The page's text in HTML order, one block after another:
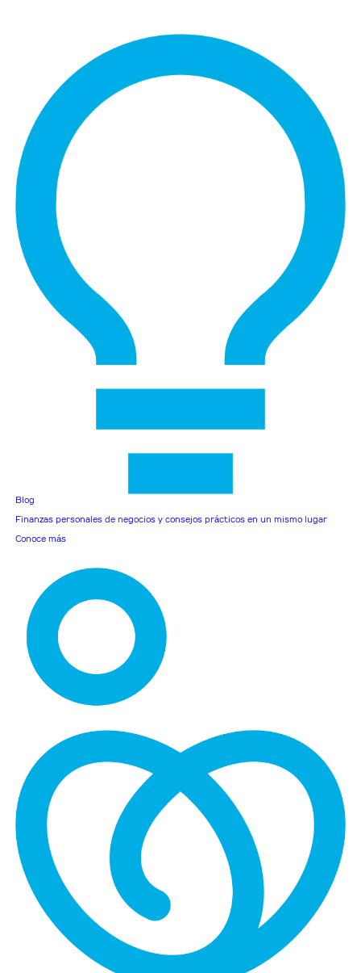
Blog
Finanzas personales de negocios y consejos prácticos en un mismo lugar
Conoce más